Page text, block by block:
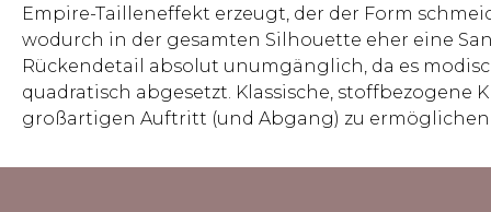
Empire-Tailleneffekt erzeugt, der der Form
wodurch in der gesamten Silhouette eher eine
Rückendetail absolut unumgänglich, da es
quadratisch abgesetzt. Klassische,
großartigen Auftritt (und Abgang) zu